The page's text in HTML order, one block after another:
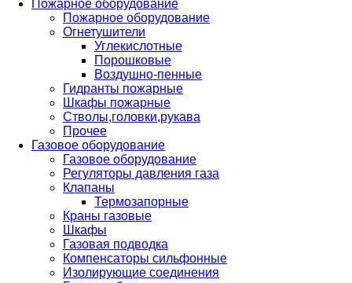
Пожарное оборудование
Пожарное оборудование
Огнетушители
Углекислотные
Порошковые
Воздушно-пенные
Гидранты пожарные
Шкафы пожарные
Стволы,головки,рукава
Прочее
Газовое оборудование
Газовое оборудование
Регуляторы давления газа
Клапаны
Термозапорные
Краны газовые
Шкафы
Газовая подводка
Компенсаторы сильфонные
Изолирующие соединения